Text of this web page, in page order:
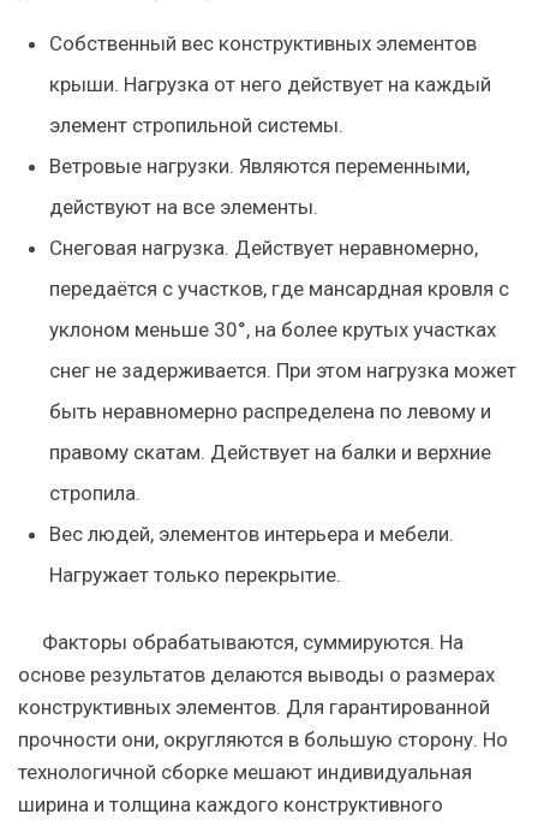
Собственный весконструктивных элементов
крыши. Нагрузка от него действует на каждый
элемент стропильной системы.
Ветровые нагрузки. Являются переменными,
действуют на все элементы.
Снеговая нагрузка. Действует неравномерно,
передаётся с участков, где мансардная кровля с
уклоном меньше 30°, на более крутых участках
снег не задерживается. При этом нагрузка может
быть неравномерно распределена по левому и
правому скатам. Действует на балки и верхние
стропила.
Веслюдей, элементов интерьера и мебели.
Нагружает только перекрытие.
Факторы обрабатываются, суммируются. На
основе результатов делаются выводы о размерах
конструктивных элементов. Для гарантированной
прочности они, округляются в большую сторону. Но
технологичной сборке мешают индивидуальная
ширина и толщина каждого конструктивного